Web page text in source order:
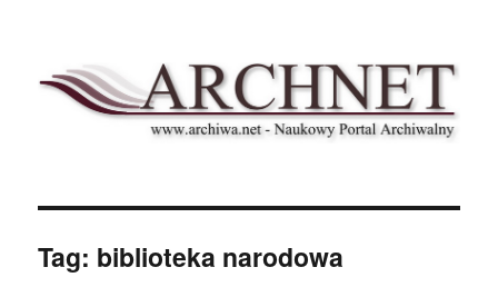
Archnet
Tag: biblioteka narodowa